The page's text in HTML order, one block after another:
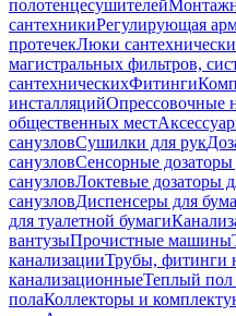
полотенцесушителей
сантехникиРегулирующая
протечекЛюки
магистральных фильтров,
сантехническихФитинги
инсталляцийОпрессовочные
общественных мест
санузловСушилки для рук
санузловСенсорные
санузловЛоктевые дозаторы
санузловДиспенсеры для
для туалетной бумаги
вантузыПрочистные машины
канализацииТрубы, фитинги
канализационныеТеплый пол
полаКоллекторы и